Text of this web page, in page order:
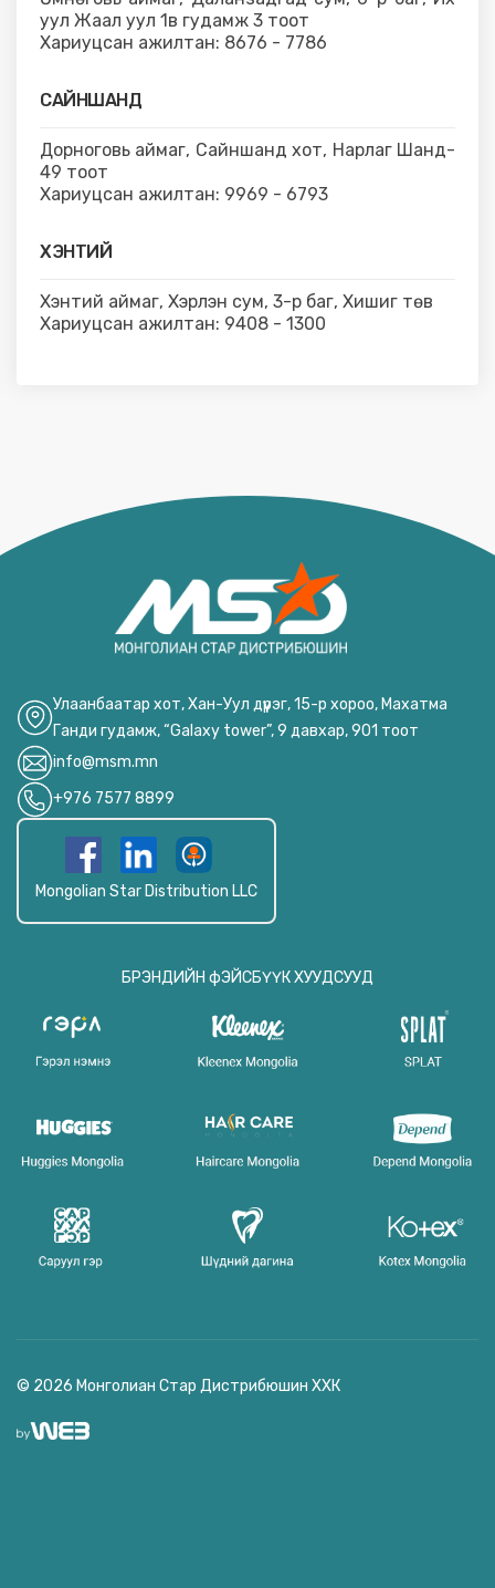
уул Жаал уул 1в гудамж 3 тоот
Хариуцсан ажилтан: 8676 - 7786
САЙНШАНД
Дорноговь аймаг, Сайншанд хот, Нарлаг Шанд-
49 тоот
Хариуцсан ажилтан: 9969 - 6793
ХЭНТИЙ
Хэнтий аймаг, Хэрлэн сум, 3-р баг, Хишиг төв
Хариуцсан ажилтан: 9408 - 1300
Улаанбаатар хот, Хан-Уул дүүрэг, 15-р хороо, Махатма
Ганди гудамж, “Galaxy tower”, 9 давхар, 901 тоот
info@msm.mn
+976 7577 8899
Mongolian Star Distribution LLC
БРЭНДИЙН фЭЙСБҮҮК ХУУДСУУД
© 2026 Монголиан Стар Дистрибюшин ХХК